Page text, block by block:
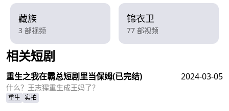
藏族
3 部视频
锦衣卫
77 部视频
相关短剧
重生之我在霸总短剧里当保姆(已完结) 2024-03-05
什么？王志猩重生成王妈了？
重生 实拍